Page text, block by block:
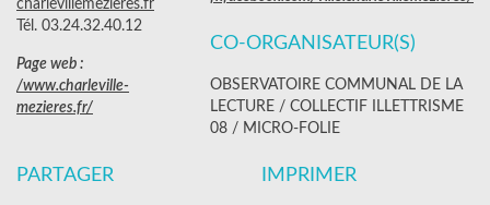
charlevillemezieres.fr
Tél. 03.24.32.40.12
Page web :
/www.charleville-
mezieres.fr/
CO-ORGANISATEUR(S)
OBSERVATOIRE COMMUNAL DE LA
LECTURE / COLLECTIF ILLETTRISME
08 / MICRO-FOLIE
PARTAGER IMPRIMER